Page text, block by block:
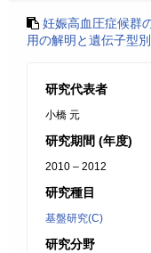
妊娠高血圧症候群
用の解明と遺伝子型
研究代表者
小橋 元
研究期間 (年度)
2010 – 2012
研究種目
基盤研究(C)
研究分野